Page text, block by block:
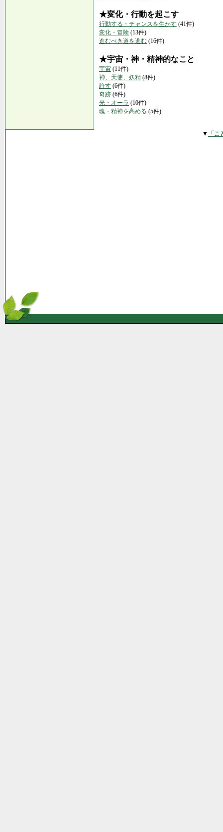
★変化・行動を起こす
行動する・チャンスを生かす (41件)
変化・冒険 (13件)
進むべき道を進む (16件)
★宇宙・神・精神的なこと
宇宙 (11件)
神、天使、妖精 (8件)
許す (6件)
奇跡 (6件)
光・オーラ (10件)
魂・精神を高める (5件)
▼ 「